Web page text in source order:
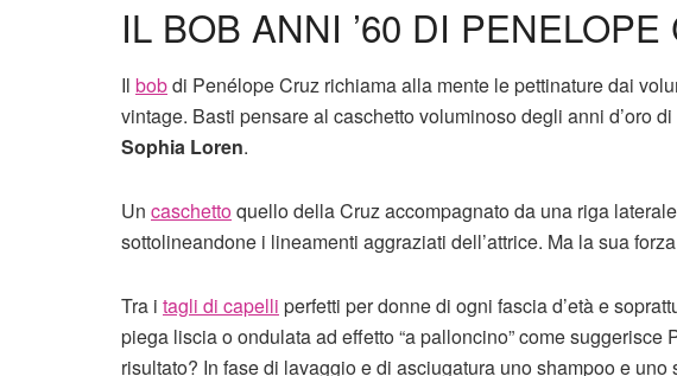
IL BOB ANNI ’60 DI PENELOPE
Il bobdi Penélope Cruz richiama alla mente le pettinature dai
vintage. Basti pensare al caschetto voluminoso degli anni d’oro di
Sophia Loren.
Un caschettoquello della Cruz accompagnato da una riga
sottolineandone i lineamenti aggraziati dell’attrice. Ma la sua
Tra i tagli di capelli perfetti per donne di ogni fascia d’età e
piega liscia o ondulata ad effetto “a palloncino” come
risultato? In fase di lavaggio e di asciugatura uno shampoo e